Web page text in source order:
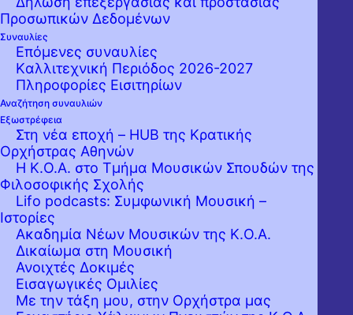
Προσωπικών Δεδομένων
Συναυλίες
Επόμενες συναυλίες
Kαλλιτεχνική Περιόδος 2026-2027
Πληροφορίες Εισιτηρίων
Αναζήτηση συναυλιών
Εξωστρέφεια
Στη νέα εποχή – HUB της Κρατικής
Ορχήστρας Αθηνών
Η Κ.Ο.Α. στο Τμήμα Μουσικών Σπουδών της
Φιλοσοφικής Σχολής
Lifo podcasts: Συμφωνική Μουσική –
Ιστορίες
Ακαδημία Νέων Μουσικών της Κ.Ο.Α.
Δικαίωμα στη Μουσική
Ανοιχτές Δοκιμές
Εισαγωγικές Ομιλίες
Με την τάξη μου, στην Ορχήστρα μας